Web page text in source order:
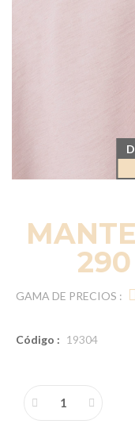
GAMA DE PRECIOS :
Código : 19304